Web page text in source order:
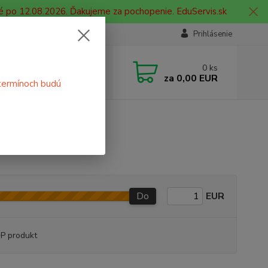
12.08.2026. Ďakujeme za pochopenie. EduServis.sk
Prihlásenie
od 9:00 hod. - 16:00 hod.
0 ks
za 0,00 EUR
Do EUR
produkt
budú